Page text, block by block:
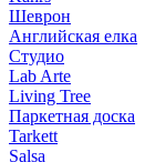
Шеврон
Английская елка
Студио
Lab Arte
Living Tree
Паркетная доска
Tarkett
Salsa